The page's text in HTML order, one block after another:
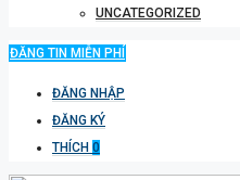
UNCATEGORIZED
ĐĂNG TIN MIỄN PHÍ
ĐĂNG NHẬP
ĐĂNG KÝ
THÍCH 0